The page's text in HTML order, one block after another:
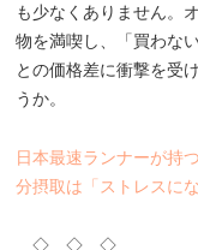
も少なくありません。
物を満喫し、「買わな
との価格差に衝撃を受
うか。
日本最速ランナーが持
分摂取は「ストレスに
◇ ◇ ◇